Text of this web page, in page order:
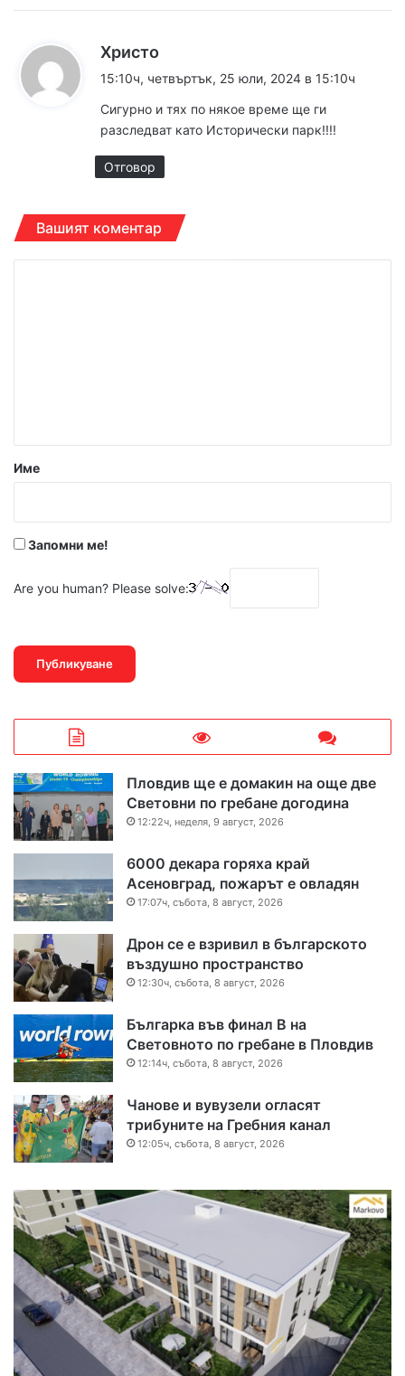
Христо
а
:
15:10ч, четвъртък, 25 юли, 2024 в 15:10ч
Сигурно и тях по някое време ще ги
разследват като Исторически парк!!!!
Отговор
Вашият коментар
р
Име
Запомни ме!
Are you human? Please solve:
Пловдив ще е домакин на още две
Световни по гребане догодина
12:22ч, неделя, 9 август, 2026
6000 декара горяха край
Асеновград, пожарът е овладян
17:07ч, събота, 8 август, 2026
Дрон се е взривил в българското
въздушно пространство
12:30ч, събота, 8 август, 2026
Българка във финал B на
Световното по гребане в Пловдив
12:14ч, събота, 8 август, 2026
Чанове и вувузели огласят
трибуните на Гребния канал
12:05ч, събота, 8 август, 2026